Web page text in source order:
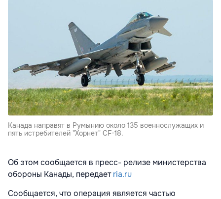
Канада направят в Румынию около 135 военнослужащих и
пять истребителей "Хорнет" CF-18.
Об этом сообщается в пресс- релизе министерства
обороны Канады, передаетria.ru
Сообщается, что операция является частью